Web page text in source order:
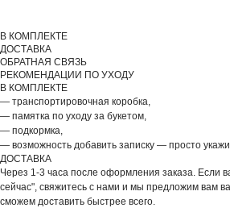
В КОМПЛЕКТЕ
ДОСТАВКА
ОБРАТНАЯ СВЯЗЬ
РЕКОМЕНДАЦИИ ПО УХОДУ
В КОМПЛЕКТЕ
— транспортировочная коробка,
— памятка по уходу за букетом,
— подкормка,
— возможность добавить записку — просто
ДОСТАВКА
Через 1-3 часа после оформления заказа. Если
сейчас", свяжитесь с нами и мы предложим вам
сможем доставить быстрее всего.